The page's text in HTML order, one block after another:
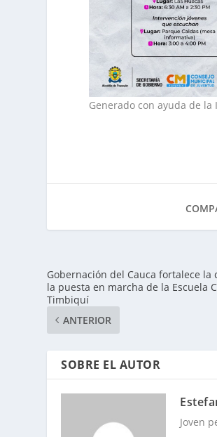
Generado con ayuda de la
Gobernación del Cauca fortalece la
la puesta en marcha de la Escuela
Timbiquí
ANTERIOR
SOBRE EL AUTOR
Joven